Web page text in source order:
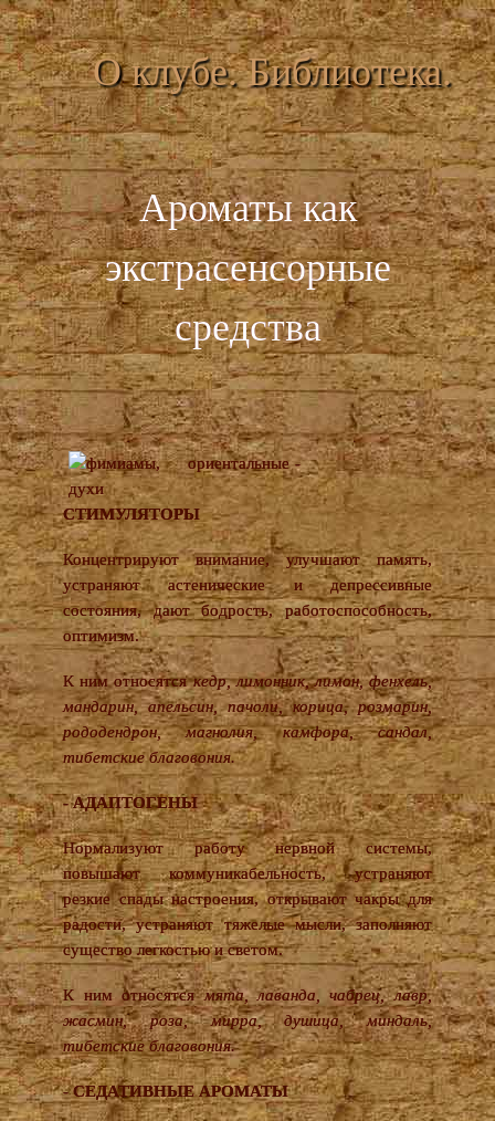
О клубе. Библиотека.
Ароматы как
экстрасенсорные
средства
-
СТИМУЛЯТОРЫ
Концентрируют внимание, улучшают память,
устраняют астенические и депрессивные
состояния, дают бодрость, работоспособность,
оптимизм.
К ним относятсякедр, лимонник, лимон, фенхель,
мандарин, апельсин, пачоли, корица, розмарин,
рододендрон, магнолия, камфора, сандал,
тибетские благовония.
- АДАПТОГЕНЫ
Нормализуют работу нервной системы,
повышают коммуникабельность, устраняют
резкие спады настроения, открывают чакры для
радости, устраняют тяжелые мысли, заполняют
существо легкостью и светом.
К ним относятсямята, лаванда, чабрец, лавр,
жасмин, роза, мирра, душица, миндаль,
тибетские благовония.
- СЕДАТИВНЫЕ АРОМАТЫ